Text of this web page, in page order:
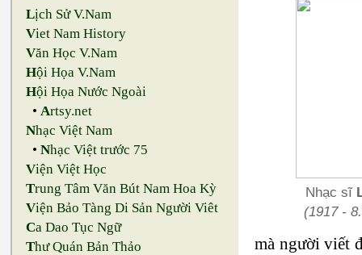
Lịch Sử V.Nam
Viet Nam History
Văn Học V.Nam
Hội Họa V.Nam
Hội Họa Nước Ngoài
•Artsy.net
Nhạc Việt Nam
•Nhạc Việt trước 75
Viện Việt Học
Trung Tâm Văn Bút Nam Hoa Kỳ
Viện Bảo Tàng Di Sản Người Viêt
Ca Dao Tục Ngữ
Thư Quán Bản Thảo
Nhạc sĩ
(1917 -
mà người viết